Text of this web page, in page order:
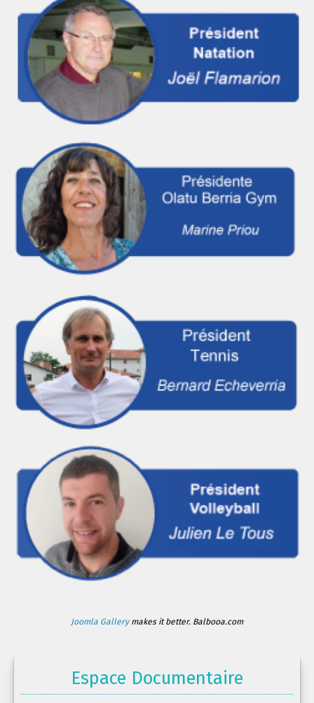
Joomla Gallerymakes it better. Balbooa.com
Espace Documentaire